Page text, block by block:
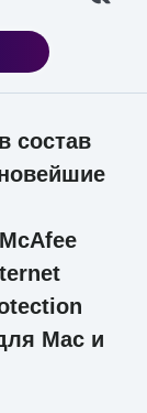
состав
Mac и